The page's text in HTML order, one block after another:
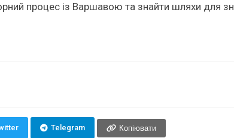
процес із Варшавою та знайти шляхи для
Telegram Копіювати